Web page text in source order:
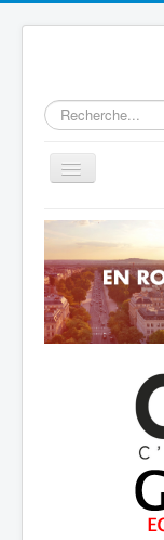
Rechercher
Basculer
la
Home
About
Author Login